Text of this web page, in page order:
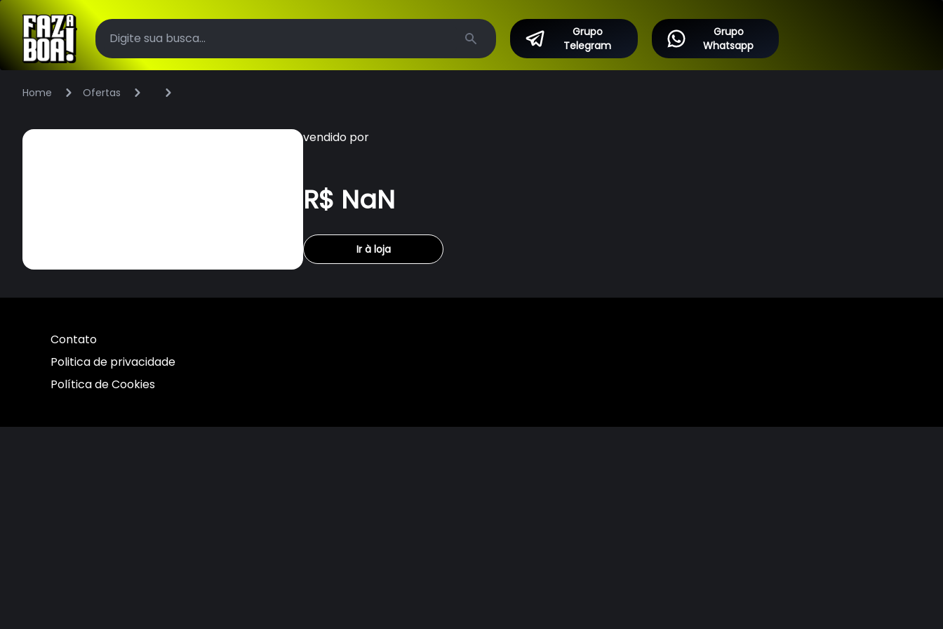
Search
Grupo
Telegram
Grupo
Whatsapp
Home Ofertas
vendido por
R$ NaN
Ir à loja
Contato
Politica de privacidade
Política de Cookies